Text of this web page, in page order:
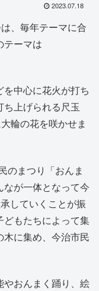
2023.07.18
、毎年テーマに合
テーマは
中心に花火が打ち
上げられる尺玉
輪の花を咲かせま
のまつり「おんま
なが一体となって今
していくことが振
もたちによって集
に集め、今治市民
おんまく踊り、絵